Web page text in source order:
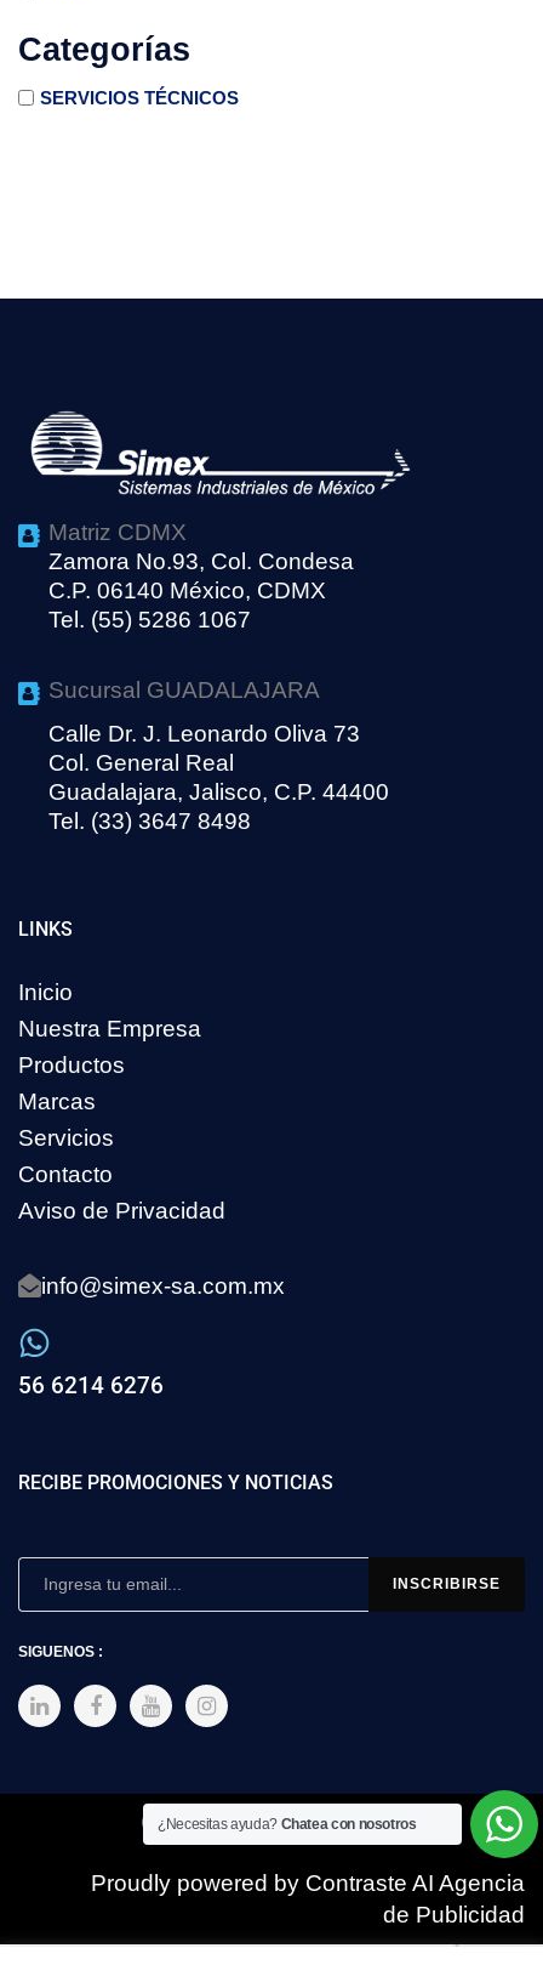
Categorías
SERVICIOS TÉCNICOS
Matriz CDMX
Zamora No.93, Col. Condesa
C.P. 06140 México, CDMX
Tel. (55) 5286 1067
Sucursal GUADALAJARA
Calle Dr. J. Leonardo Oliva 73
Col. General Real
Guadalajara, Jalisco, C.P. 44400
Tel. (33) 3647 8498
LINKS
Inicio
Nuestra Empresa
Productos
Marcas
Servicios
Contacto
Aviso de Privacidad
info@simex-sa.com.mx
56 6214 6276
RECIBE PROMOCIONES Y NOTICIAS
SIGUENOS :
Copyright © 2025 SIMEX
Proudly powered by Contraste AI Agencia
de Publicidad
¿Necesitas ayuda? Chatea con nosotros